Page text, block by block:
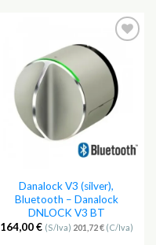
Adicionar
aos
Favoritos
Danalock V3 (silver),
Bluetooth – Danalock
DNLOCK V3 BT
164,00€ (S/Iva) 201,72€(C/Iva)